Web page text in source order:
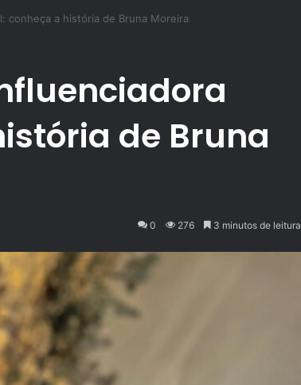
conheça a história de Bruna Moreira
de Bruna
0 276 3 minutos de leitura